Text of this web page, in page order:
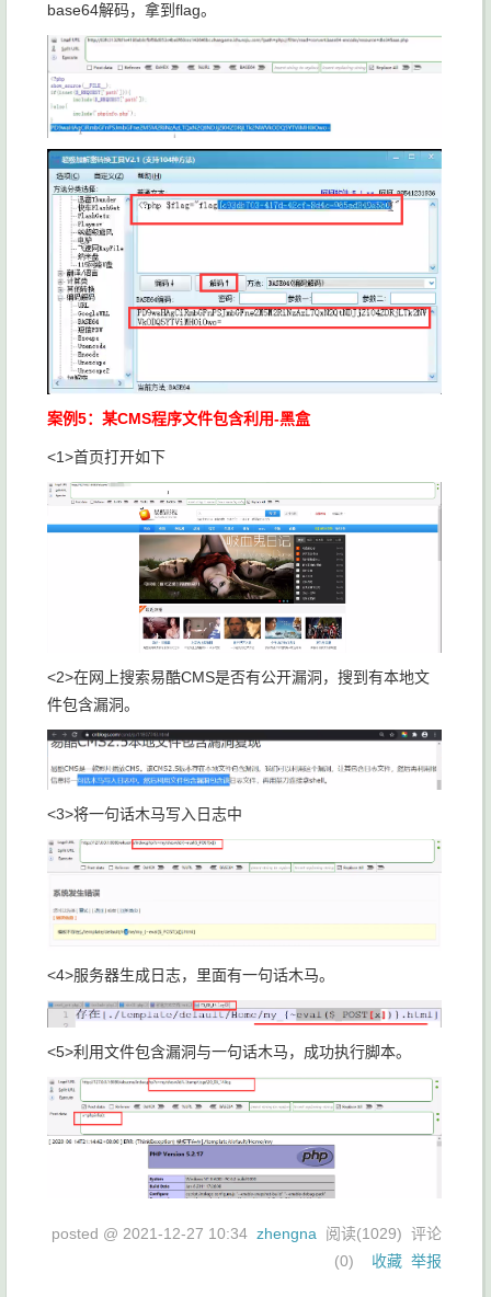
base64解码，拿到flag。
案例5：某CMS程序文件包含利用-黑盒
<1>首页打开如下
<2>在网上搜索易酷CMS是否有公开漏洞，搜到有本地文
件包含漏洞。
<3>将一句话木马写入日志中
<4>服务器生成日志，里面有一句话木马。
<5>利用文件包含漏洞与一句话木马，成功执行脚本。
posted @ 2021-12-27 10:34 zhengna 阅读(1029) 评论
(0) 收藏 举报